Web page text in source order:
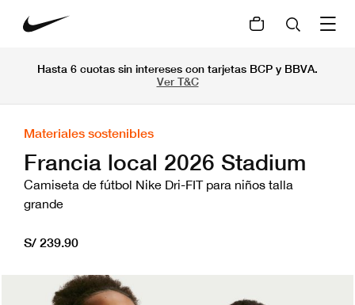
Hasta 6 cuotas sin intereses con tarjetas BCP y BBVA.
Ver T&C
Materiales sostenibles
Francia local 2026 Stadium
Camiseta de fútbol Nike Dri-FIT para niños talla
grande
S/ 239.90